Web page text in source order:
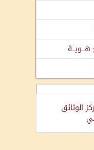
الوثائق